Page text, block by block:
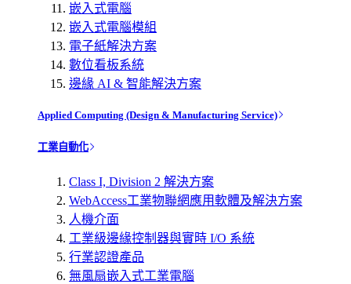
嵌入式電腦
嵌入式電腦模組
電子紙解決方案
數位看板系統
邊緣 AI & 智能解決方案
Applied Computing (Design & Manufacturing Service)
工業自動化
Class I, Division 2 解決方案
WebAccess工業物聯網應用軟體及解決方案
人機介面
工業級邊緣控制器與實時 I/O 系統
行業認證產品
無風扇嵌入式工業電腦